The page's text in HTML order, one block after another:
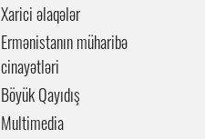
Xarici əlaqələr
Ermənistanın müharibə
cinayətləri
Böyük Qayıdış
Multimedia